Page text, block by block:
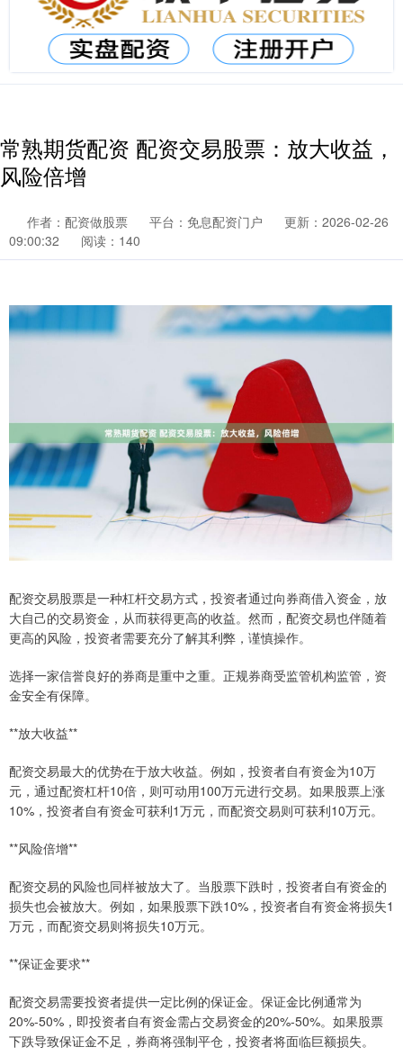
常熟期货配资 配资交易股票：放大收益，
风险倍增
作者：配资做股票 平台：免息配资门户
更新：2026-02-26
09:00:32
阅读：140
配资交易股票是一种杠杆交易方式，投资者通过向券商借入资金，放
大自己的交易资金，从而获得更高的收益。然而，配资交易也伴随着
更高的风险，投资者需要充分了解其利弊，谨慎操作。
选择一家信誉良好的券商是重中之重。正规券商受监管机构监管，资
金安全有保障。
**放大收益**
配资交易最大的优势在于放大收益。例如，投资者自有资金为10万
元，通过配资杠杆10倍，则可动用100万元进行交易。如果股票上涨
10%，投资者自有资金可获利1万元，而配资交易则可获利10万元。
**风险倍增**
配资交易的风险也同样被放大了。当股票下跌时，投资者自有资金的
损失也会被放大。例如，如果股票下跌10%，投资者自有资金将损失1
万元，而配资交易则将损失10万元。
**保证金要求**
配资交易需要投资者提供一定比例的保证金。保证金比例通常为
20%-50%，即投资者自有资金需占交易资金的20%-50%。如果股票
下跌导致保证金不足，券商将强制平仓，投资者将面临巨额损失。